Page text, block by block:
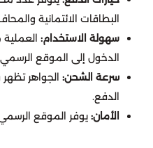
تقسيط نيكي انفينيتي
تقسيط واتشر اوف ريلمز
تقسيط لايف افتر
تاور اوف فانتسي
نداء الحرب
سول لاند
اتش اند ام H&M
تومي Tommy
مجموعة الشايع
البطاقات الائتمانية
سهولة الاستخدام:
الدخول إلى الموقع
سرعة الشحن: الجواهر
الدفع.
الأمان: يوفر الموقع